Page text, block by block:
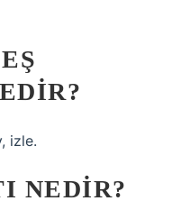
izle.
NEDIR?